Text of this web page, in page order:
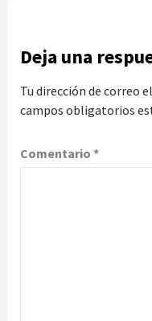
Deja una
Tu dirección de correo
campos obligatorios
Comentario *